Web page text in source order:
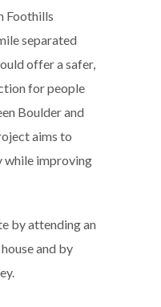
Foothills
separated
offer a safer,
for people
Boulder and
aims to
while improving
by attending an
and by